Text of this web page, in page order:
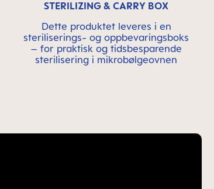
STERILIZING & CARRY BOX
Dette produktet leveres i en
steriliserings- og oppbevaringsboks
– for praktisk og tidsbesparende
sterilisering i mikrobølgeovnen